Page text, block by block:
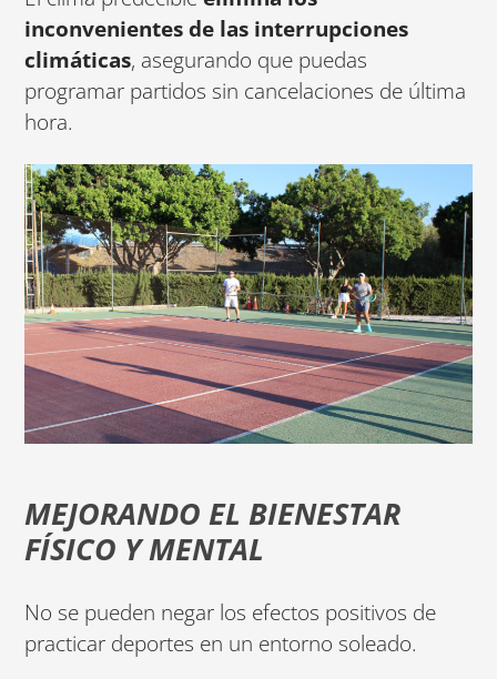
inconvenientes de las interrupciones
climáticas, asegurando que puedas
programar partidos sin cancelaciones de última
hora.
MEJORANDO EL BIENESTAR
FÍSICO Y MENTAL
No se pueden negar los efectos positivos de
practicar deportes en un entorno soleado.